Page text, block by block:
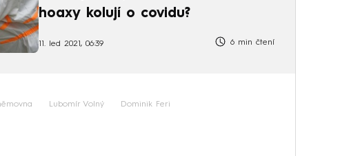
hoaxy kolují o covidu?
11. led 2021, 06:39 6 min čtení
Lubomír Volný Dominik Feri